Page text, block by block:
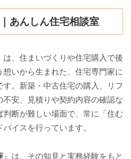
あんしん住宅相談室
は、住まいづくりや住宅購入で後
いから生まれた、住宅専門家に
す。新築・中古住宅の購入、リフ
不安、見積りや契約内容の確認な
判断が難しい場面で、常に「住む
イスを行っています。
』は、その知見と実務経験をもと